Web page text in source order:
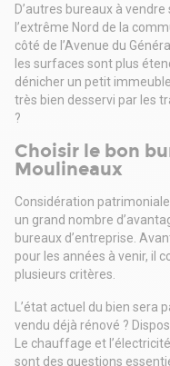
D’autres bureaux à
l’extrême Nord de la
côté de l’Avenue du
les surfaces sont plus
dénicher un petit
très bien desservi par les
?
Choisir le bon
Moulineaux
Considération
un grand nombre
bureaux d’entreprise.
pour les années à venir, il
plusieurs critères.
L’état actuel du bien sera
vendu déjà rénové ?
Le chauffage et
sont des questions